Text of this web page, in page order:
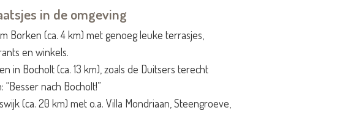
in de omgeving
Borken (ca. 4 km) met genoeg leuke terrasjes,
en winkels.
in Bocholt (ca. 13 km), zoals de Duitsers terecht
“Besser nach Bocholt!”
(ca. 20 km) met o.a. Villa Mondriaan, Steengroeve,